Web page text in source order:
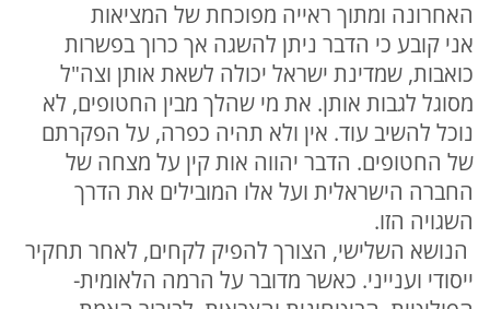
האחרונה ומתוך ראייה מפוכחת של המציאות
אני קובע כי הדבר ניתן להשגה אך כרוך בפשרות
כואבות, שמדינת ישראל יכולה לשאת אותן וצה"ל
מסוגל לגבות אותן. את מי שהלך מבין החטופים, לא
נוכל להשיב עוד. אין ולא תהיה כפרה, על הפקרתם
של החטופים. הדבר יהווה אות קין על מצחה של
החברה הישראלית ועל אלו המובילים את הדרך
השגויה הזו.
הנושא השלישי, הצורך להפיק לקחים, לאחר תחקיר
ייסודי וענייני. כאשר מדובר על הרמה הלאומית-